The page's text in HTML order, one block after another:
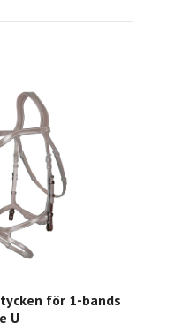
för 1-bands
U